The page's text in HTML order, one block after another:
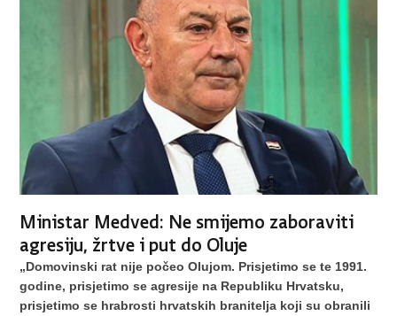
Ministar Medved: Ne smijemo zaboraviti
agresiju, žrtve i put do Oluje
„Domovinski rat nije počeo Olujom. Prisjetimo se te 1991.
godine, prisjetimo se agresije na Republiku Hrvatsku,
prisjetimo se hrabrosti hrvatskih branitelja koji su obranili